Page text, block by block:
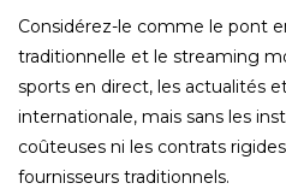
Considérez-le comme le pont
traditionnelle et le streaming
sports en direct, les actualités
internationale, mais sans les
coûteuses ni les contrats
fournisseurs traditionnels.